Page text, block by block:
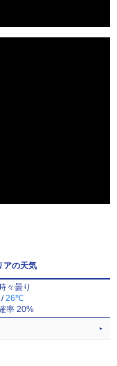
アの天気
々曇り
/26℃
率 20%